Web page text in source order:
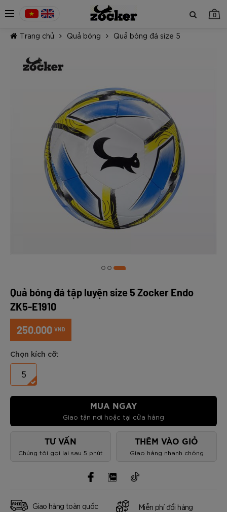
0
TIẾP TỤC MUA HÀNG
Trang chủ Quả bóng Quả bóng đá size 5
Quả bóng đá tập luyện size 5 Zocker Endo
ZK5-E1910
250.000 VNĐ
Chọn kích cỡ:
5
MUA NGAY
Giao tận nơi hoặc tại cửa hàng
TƯ VẤN
Chúng tôi gọi lại sau 5 phút
THÊM VÀO GIỎ
Giao hàng nhanh chóng
Giao hàng toàn quốc Miễn phí đổi hàng